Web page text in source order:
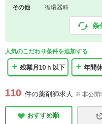
その他
循環器科
条
人気のこだわり条件を追加する
残業月10ｈ以下 年間
110 件の薬剤師求人 ※ 非公開
おすすめ順